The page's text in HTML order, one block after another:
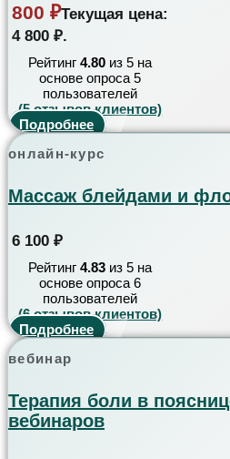
800 ₽Текущая цена:
4 800 ₽.
Рейтинг4.80 из 5 на
основе опроса5
пользователей
(5отзывов клиентов)
Подробнее
онлайн-курс
Массаж блейдами и
6 100 ₽
Рейтинг4.83 из 5 на
основе опроса6
пользователей
(6отзывов клиентов)
Подробнее
вебинар
Терапия боли в
вебинаров